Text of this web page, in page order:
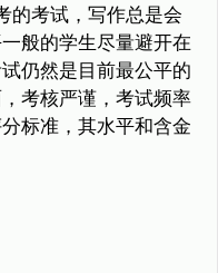
的考试，写作总是会
般的学生尽量避开在
仍然是目前最公平的
考核严谨，考试频率
标准，其水平和含金